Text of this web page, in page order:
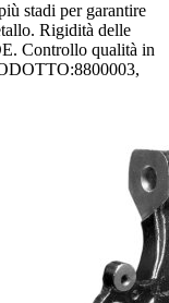
stadi per garantire
Rigidità delle
Controllo qualità in